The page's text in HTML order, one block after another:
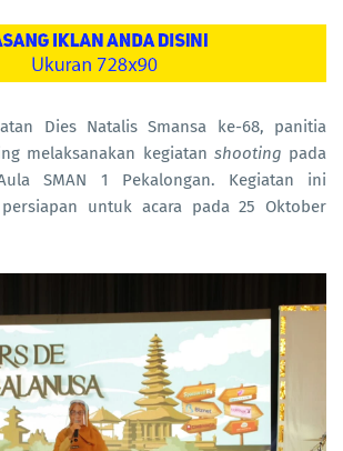
Dies Natalis Smansa ke-68, panitia
melaksanakan kegiatan shooting pada
SMAN 1 Pekalongan. Kegiatan ini
untuk acara pada 25 Oktober